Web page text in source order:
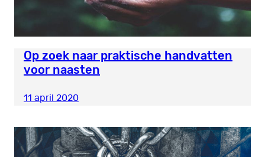
Op zoek naar praktische handvatten
voor naasten
11 april 2020